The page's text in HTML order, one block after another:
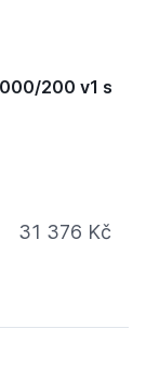
200 v1 s
31 376 Kč